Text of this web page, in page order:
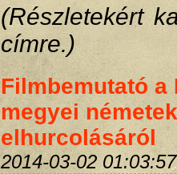
(Részletekért
címre.)
Filmbemutató a
megyei németek
elhurcolásáról
2014-03-02 01:03:57